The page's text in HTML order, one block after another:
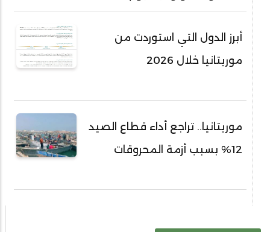
أبرز الدول التي استوردت من
موريتانيا خلال 2026
موريتانيا.. تراجع أداء قطاع الصيد
12% بسبب أزمة المحروقات